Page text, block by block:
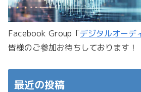
Facebook Group「デジタルオーデ
皆様のご参加お待ちしております！
最近の投稿